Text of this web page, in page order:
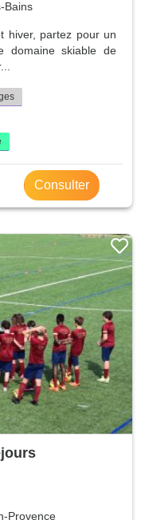
Bains
hiver, partez pour un
domaine skiable de
Consulter
Provence